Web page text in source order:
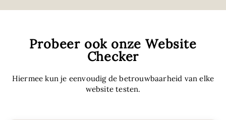
Probeer ook onze Website
Checker
Hiermee kun je eenvoudig de betrouwbaarheid van elke
website testen.